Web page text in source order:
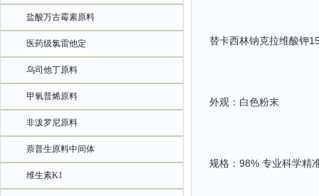
盐酸万古霉素原料
医药级氯雷他定
乌司他丁原料
甲氧普烯原料
非泼罗尼原料
萘普生原料中间体
维生素K1
替卡西林钠克拉维酸钾
外观：白色粉末
规格：98% 专业科学精